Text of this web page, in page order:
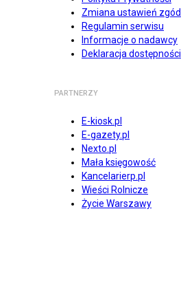
Zmiana ustawień zgód
Regulamin serwisu
Informacje o nadawcy
Deklaracja dostępności
PARTNERZY
E-kiosk.pl
E-gazety.pl
Nexto.pl
Mała księgowość
Kancelarierp.pl
Wieści Rolnicze
Życie Warszawy